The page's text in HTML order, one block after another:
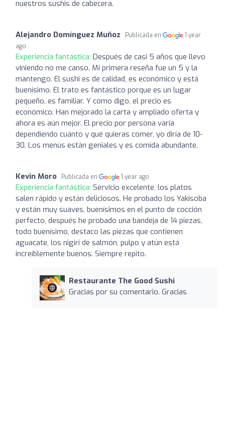
nuestros sushis de cabecera.
Alejandro Domínguez Muñoz Publicada en
1 year
ago
Experiencia fantástica: Después de casi 5 años que llevo
viniendo no me canso. Mi primera reseña fue un 5 y la
mantengo. El sushi es de calidad, es económico y está
buenísimo. El trato es fantástico porque es un lugar
pequeño, es familiar. Y como digo, el precio es
económico. Han mejorado la carta y ampliado oferta y
ahora es aún mejor. El precio por persona varía
dependiendo cuánto y qué quieras comer, yo diría de 10-
30. Los menús están geniales y es comida abundante.
Kevin Moro Publicada en 1 year ago
Experiencia fantástica: Servicio excelente, los platos
salen rápido y están deliciosos. He probado los Yakisoba
y están muy suaves, buenísimos en el punto de cocción
perfecto, después he probado una bandeja de 14 piezas,
todo buenísimo, destaco las piezas que contienen
aguacate, los nigiri de salmón, pulpo y atún está
increíblemente buenos. Siempre repito.
Restaurante The Good Sushi
Gracias por su comentario. Gracias